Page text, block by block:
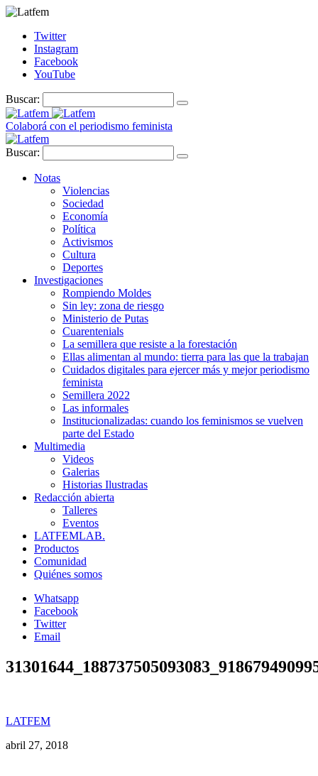
Twitter
Instagram
Facebook
YouTube
Buscar:
Colaborá con el periodismo feminista
Buscar:
Notas
Violencias
Sociedad
Economía
Política
Activismos
Cultura
Deportes
Investigaciones
Rompiendo Moldes
Sin ley: zona de riesgo
Ministerio de Putas
Cuarentenials
La semillera que resiste a la forestación
Ellas alimentan al mundo: tierra para las que la trabajan
Cuidados digitales para ejercer más y mejor periodismo
feminista
Semillera 2022
Las informales
Institucionalizadas: cuando los feminismos se vuelven
parte del Estado
Multimedia
Videos
Galerias
Historias Ilustradas
Redacción abierta
Talleres
Eventos
LATFEMLAB.
Productos
Comunidad
Quiénes somos
Whatsapp
Facebook
Twitter
Email
LATFEM
abril 27, 2018